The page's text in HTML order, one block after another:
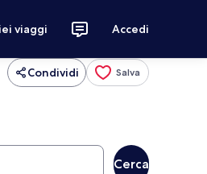
viaggi Accedi
Condividi Salva
Cerca